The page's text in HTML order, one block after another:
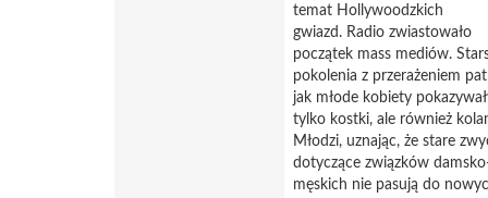
temat Hollywoodzkich
gwiazd. Radio zwiastowało
początek mass mediów.
pokolenia z przerażeniem
jak młode kobiety
tylko kostki, ale również
Młodzi, uznając, że stare
dotyczące związków
męskich nie pasują do